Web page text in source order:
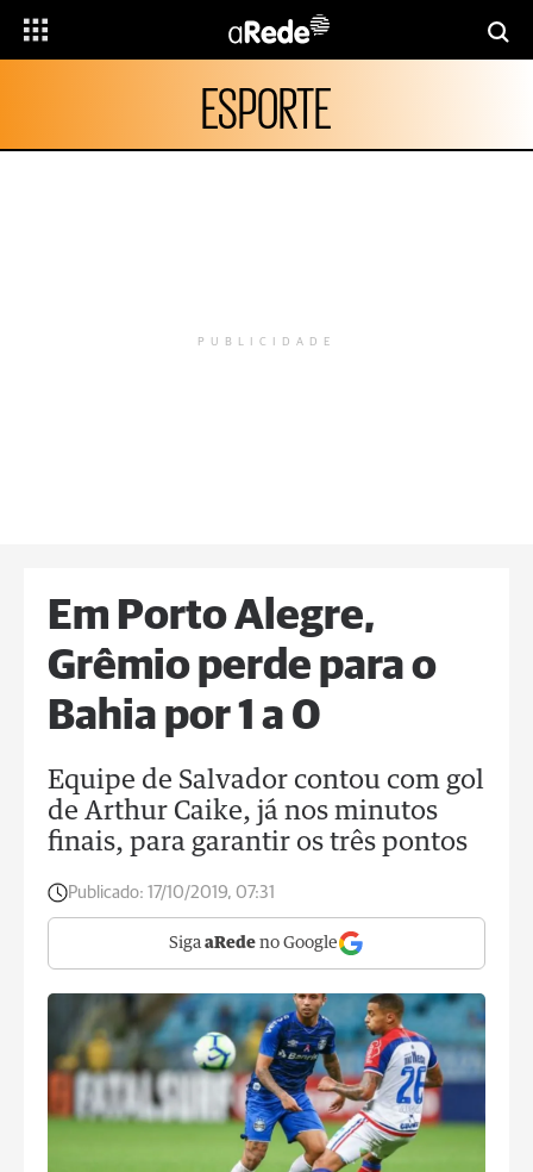
ESPORTE
PUBLICIDADE
Em Porto Alegre,
Grêmio perde para o
Bahia por 1 a 0
Equipe de Salvador contou com gol
de Arthur Caike, já nos minutos
finais, para garantir os três pontos
Publicado: 17/10/2019, 07:31
Siga aRede no Google